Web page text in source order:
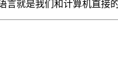
言就是我们和计算机直